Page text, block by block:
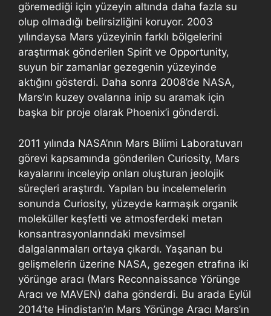
göremediği için yüzeyin altında daha fazla su
olup olmadığı belirsizliğini koruyor. 2003
yılındaysa Mars yüzeyinin farklı bölgelerini
araştırmak gönderilen Spirit ve Opportunity,
suyun bir zamanlar gezegenin yüzeyinde
aktığını gösterdi. Daha sonra 2008’de NASA,
Mars’ın kuzey ovalarına inip su aramak için
başka bir proje olarak Phoenix’i gönderdi.
2011 yılında NASA’nın Mars Bilimi Laboratuvarı
görevi kapsamında gönderilen Curiosity, Mars
kayalarını inceleyip onları oluşturan jeolojik
süreçleri araştırdı. Yapılan bu incelemelerin
sonunda Curiosity, yüzeyde karmaşık organik
moleküller keşfetti ve atmosferdeki metan
konsantrasyonlarındaki mevsimsel
dalgalanmaları ortaya çıkardı. Yaşanan bu
gelişmelerin üzerine NASA, gezegen etrafına iki
yörünge aracı (Mars Reconnaissance Yörünge
Aracı ve MAVEN) daha gönderdi. Bu arada Eylül
2014’te Hindistan’ın Mars Yörünge Aracı Mars’ın